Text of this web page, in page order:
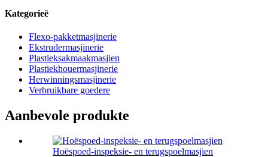
Kategorieë
Flexo-pakketmasjinerie
Ekstrudermasjinerie
Plastieksakmaakmasjien
Plastiekhouermasjinerie
Herwinningsmasjinerie
Verbruikbare goedere
Aanbevole produkte
Hoëspoed-inspeksie- en terugspoelmasjien